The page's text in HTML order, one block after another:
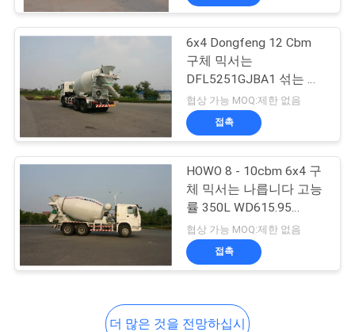
구
세
이
맵
6x4 Dongfeng 12 Cbm
구체 믹서는
DFL5251GJBA1 섞는 트
럭을 나릅니다
협상 가능 MOQ:제한 없음
접촉
HOWO 8 - 10cbm 6x4 구
체 믹서는 나릅니다 고능
률 350L WD615.95
(336HP)를
협상 가능 MOQ:제한 없음
접촉
더 많은 것을 전망하십시